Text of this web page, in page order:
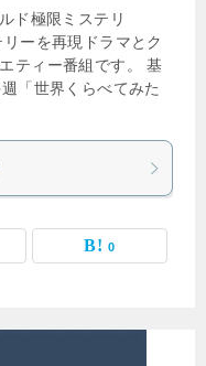
ド極限ミステリ
ーを再現ドラマとク
ティー番組です。 基
「世界くらべてみた
0